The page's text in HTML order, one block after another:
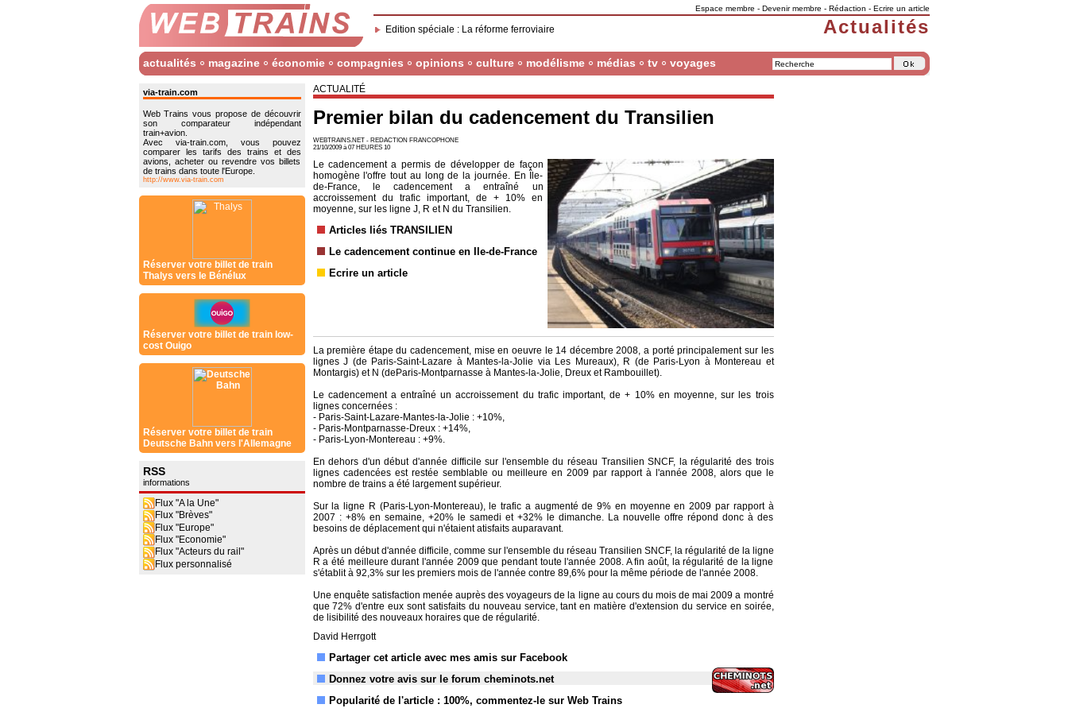
Espace membre - Devenir membre - Rédaction - Ecrire un article
Edition spéciale : La réforme ferroviaire Actualités
actualités magazine économie compagnies opinions culture modélisme médias tv voyages
via-train.com
Web Trains vous propose de découvrir
son comparateur indépendant
train+avion.
Avec via-train.com, vous pouvez
comparer les tarifs des trains et des
avions, acheter ou revendre vos billets
de trains dans toute l'Europe.
http://www.via-train.com
Réserver votre billet de train
Thalys vers le Bénélux
Réserver votre billet de train low-
cost Ouigo
Réserver votre billet de train
Deutsche Bahn vers l'Allemagne
RSS
informations
Flux "A la Une"
Flux "Brèves"
Flux "Europe"
Flux "Economie"
Flux "Acteurs du rail"
Flux personnalisé
ACTUALITÉ
Premier bilan du cadencement du Transilien
WEBTRAINS.NET - REDACTION FRANCOPHONE
21/10/2009 à 07 HEURES 10
Le cadencement a permis de développer de façon
homogène l'offre tout au long de la journée. En Île-
de-France, le cadencement a entraîné un
accroissement du trafic important, de + 10% en
moyenne, sur les ligne J, R et N du Transilien.
Articles liés TRANSILIEN
Le cadencement continue en Ile-de-France
Ecrire un article
La première étape du cadencement, mise en oeuvre le 14 décembre 2008, a porté principalement sur les
lignes J (de Paris-Saint-Lazare à Mantes-la-Jolie via Les Mureaux), R (de Paris-Lyon à Montereau et
Montargis) et N (deParis-Montparnasse à Mantes-la-Jolie, Dreux et Rambouillet).
Le cadencement a entraîné un accroissement du trafic important, de + 10% en moyenne, sur les trois
lignes concernées :
- Paris-Saint-Lazare-Mantes-la-Jolie : +10%,
- Paris-Montparnasse-Dreux : +14%,
- Paris-Lyon-Montereau : +9%.
En dehors d'un début d'année difficile sur l'ensemble du réseau Transilien SNCF, la régularité des trois
lignes cadencées est restée semblable ou meilleure en 2009 par rapport à l'année 2008, alors que le
nombre de trains a été largement supérieur.
Sur la ligne R (Paris-Lyon-Montereau), le trafic a augmenté de 9% en moyenne en 2009 par rapport à
2007 : +8% en semaine, +20% le samedi et +32% le dimanche. La nouvelle offre répond donc à des
besoins de déplacement qui n'étaient atisfaits auparavant.
Après un début d'année difficile, comme sur l'ensemble du réseau Transilien SNCF, la régularité de la ligne
R a été meilleure durant l'année 2009 que pendant toute l'année 2008. A fin août, la régularité de la ligne
s'établit à 92,3% sur les premiers mois de l'année contre 89,6% pour la même période de l'année 2008.
Une enquête satisfaction menée auprès des voyageurs de la ligne au cours du mois de mai 2009 a montré
que 72% d'entre eux sont satisfaits du nouveau service, tant en matière d'extension du service en soirée,
de lisibilité des nouveaux horaires que de régularité.
David Herrgott
Partager cet article avec mes amis sur Facebook
Donnez votre avis sur le forum cheminots.net
Popularité de l'article : 100%, commentez-le sur Web Trains